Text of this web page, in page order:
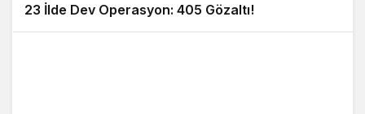
23 İlde Dev Operasyon: 405 Gözaltı!